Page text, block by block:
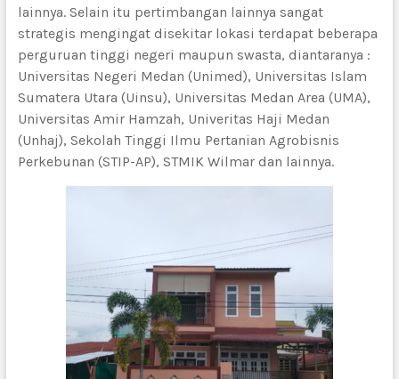
lainnya. Selain itu pertimbangan lainnya sangat
strategis mengingat disekitar lokasi terdapat beberapa
perguruan tinggi negeri maupun swasta, diantaranya :
Universitas Negeri Medan (Unimed), Universitas Islam
Sumatera Utara (Uinsu), Universitas Medan Area (UMA),
Universitas Amir Hamzah, Univeritas Haji Medan
(Unhaj), Sekolah Tinggi Ilmu Pertanian Agrobisnis
Perkebunan (STIP-AP), STMIK Wilmar dan lainnya.